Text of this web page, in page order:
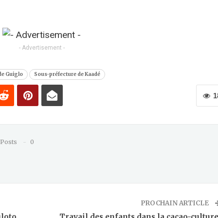
- Advertisement -
Guiglo Sous-préfecture de Kaadé
0
PROCHAIN ARTICLE